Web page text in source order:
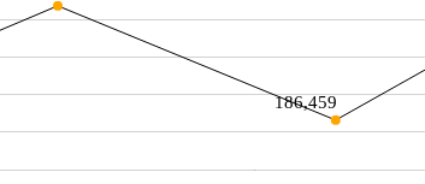
186,459